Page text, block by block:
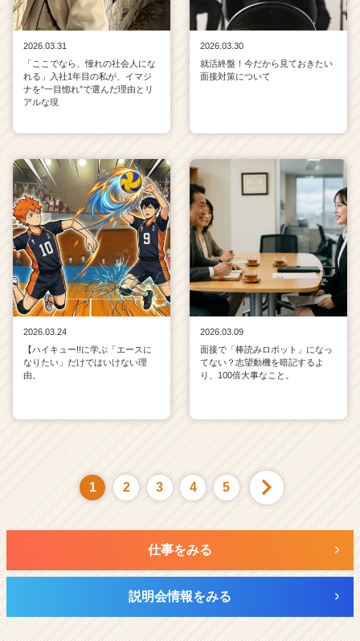
2026.03.31
「ここでなら、憧れの社会人にな
れる」入社1年目の私が、イマジ
ナを“一目惚れ”で選んだ理由とリ
アルな現
2026.03.30
就活終盤！今だから見ておきたい
面接対策について
2026.03.24
【ハイキュー!!に学ぶ「エースに
なりたい」だけではいけない理
由。
2026.03.09
面接で「棒読みロボット」になっ
てない？志望動機を暗記するよ
り、100倍大事なこと。
1 2 3 4 5
仕事をみる
説明会情報をみる